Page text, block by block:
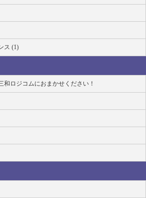
ス (1)
和ロジコムにおまかせください！